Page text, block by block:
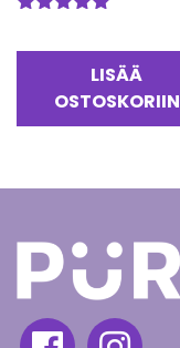
LISÄÄ
OSTOSKORIIN